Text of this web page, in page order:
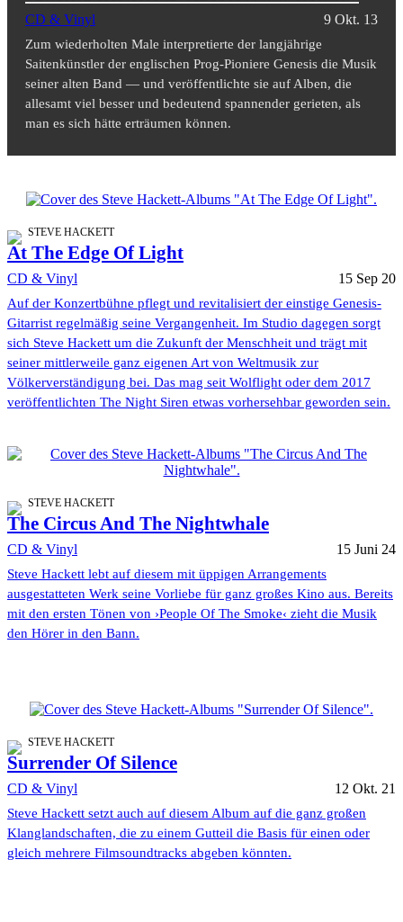
CD & Vinyl 9 Okt. 13
Zum wiederholten Male interpretierte der langjährige
Saitenkünstler der englischen Prog-Pioniere Genesis die Musik
seiner alten Band — und veröffentlichte sie auf Alben, die
allesamt viel besser und bedeutend spannender gerieten, als
man es sich hätte erträumen können.
STEVE HACKETT
At The Edge Of Light
CD & Vinyl 15 Sep 20
Auf der Konzertbühne pflegt und revitalisiert der einstige Genesis-
Gitarrist regelmäßig seine Vergangenheit. Im Studio dagegen sorgt
sich Steve Hackett um die Zukunft der Menschheit und trägt mit
seiner mittlerweile ganz eigenen Art von Weltmusik zur
Völkerverständigung bei. Das mag seit Wolflight oder dem 2017
veröffentlichten The Night Siren etwas vorhersehbar geworden sein.
STEVE HACKETT
The Circus And The Nightwhale
CD & Vinyl 15 Juni 24
Steve Hackett lebt auf diesem mit üppigen Arrangements
ausgestatteten Werk seine Vorliebe für ganz großes Kino aus. Bereits
mit den ersten Tönen von ›People Of The Smoke‹ zieht die Musik
den Hörer in den Bann.
STEVE HACKETT
Surrender Of Silence
CD & Vinyl 12 Okt. 21
Steve Hackett setzt auch auf diesem Album auf die ganz großen
Klanglandschaften, die zu einem Gutteil die Basis für einen oder
gleich mehrere Filmsoundtracks abgeben könnten.